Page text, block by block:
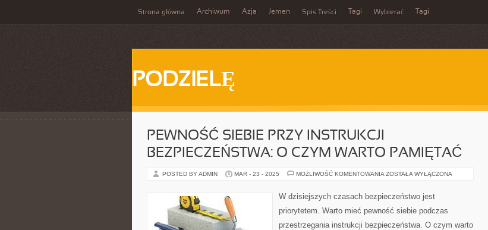
Strona główna Archiwum Azja Jemen Spis Treści Tagi Wybierać Tagi
PODZIELĘ
PEWNOŚĆ SIEBIE PRZY INSTRUKCJI
BEZPIECZEŃSTWA: O CZYM WARTO PAMIĘTAĆ
POSTED BY ADMIN MAR - 23 - 2025 MOŻLIWOŚĆ KOMENTOWANIA PEWNOŚĆ
INSTRUKCJI
BEZPIECZEŃSTWA:
CZYM
PAMIĘTAĆ
ZOSTAŁA WYŁĄCZONA
W dzisiejszych czasach bezpieczeństwo jest
priorytetem. Warto mieć pewność siebie podczas
przestrzegania instrukcji bezpieczeństwa. O czym warto